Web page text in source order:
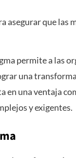
asegurar que las
permite a las
una
en una ventaja
y exigentes.